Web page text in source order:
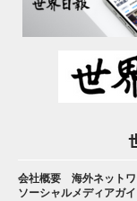
会社概要 海外ネット
ソーシャルメディアガ